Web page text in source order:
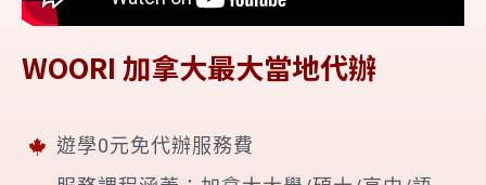
WOORI 加拿大最大當地代辦
遊學0元免代辦服務費